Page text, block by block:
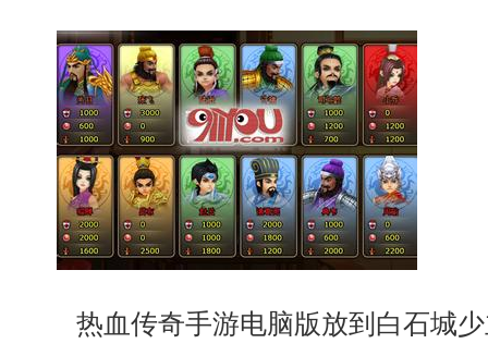
热血传奇手游电脑版放到白石城